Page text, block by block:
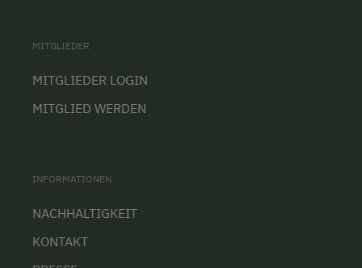
MITGLIEDER
MITGLIEDER LOGIN
MITGLIED WERDEN
INFORMATIONEN
NACHHALTIGKEIT
KONTAKT